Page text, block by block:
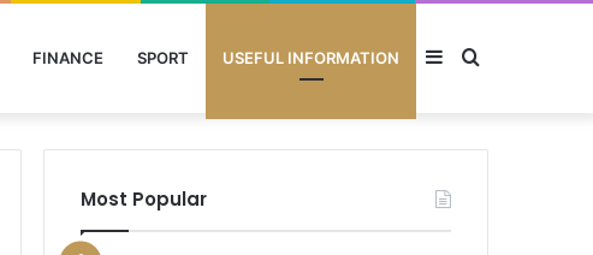
FINANCE SPORT USEFUL INFORMATION Search
Sidebar
Most Popular